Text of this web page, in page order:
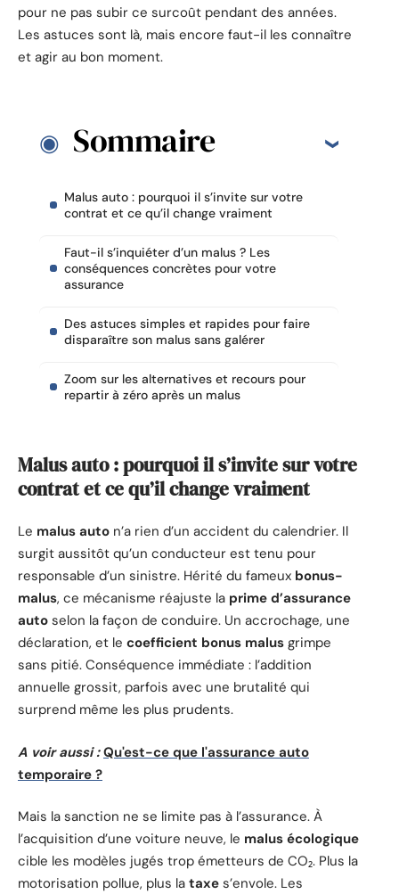
pour ne pas subir ce surcoût pendant des années.
Les astuces sont là, mais encore faut-il les connaître
et agir au bon moment.
Sommaire
Malus auto : pourquoi il s’invite sur votre
contrat et ce qu’il change vraiment
Faut-il s’inquiéter d’un malus ? Les
conséquences concrètes pour votre
assurance
Des astuces simples et rapides pour faire
disparaître son malus sans galérer
Zoom sur les alternatives et recours pour
repartir à zéro après un malus
Malus auto : pourquoi il s’invite sur votre
contrat et ce qu’il change vraiment
Le malus auto n’a rien d’un accident du calendrier. Il
surgit aussitôt qu’un conducteur est tenu pour
responsable d’un sinistre. Hérité du fameux bonus-
malus, ce mécanisme réajuste la prime d’assurance
auto selon la façon de conduire. Un accrochage, une
déclaration, et le coefficient bonus malus grimpe
sans pitié. Conséquence immédiate : l’addition
annuelle grossit, parfois avec une brutalité qui
surprend même les plus prudents.
A voir aussi : Qu'est-ce que l'assurance auto
temporaire ?
Mais la sanction ne se limite pas à l’assurance. À
l’acquisition d’une voiture neuve, le malus écologique
cible les modèles jugés trop émetteurs de CO₂. Plus la
motorisation pollue, plus la taxe s’envole. Les